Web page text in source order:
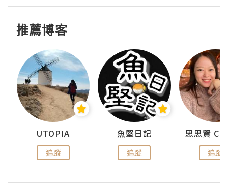
推薦博客
UTOPIA
追蹤
魚堅日記
追蹤 追蹤